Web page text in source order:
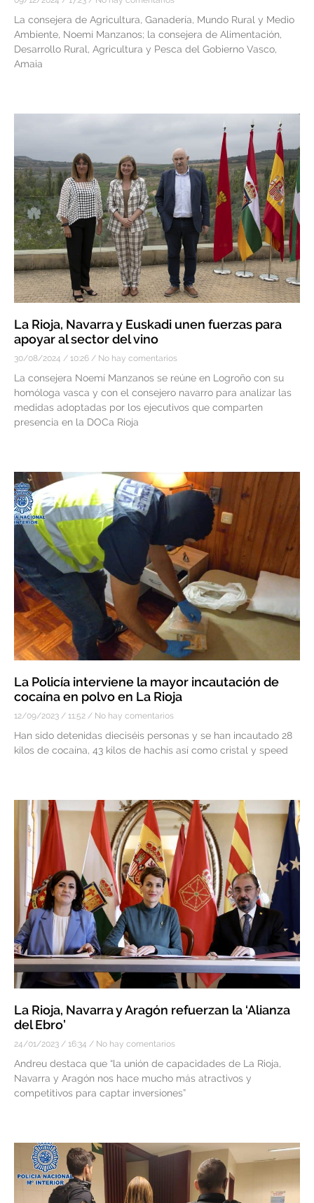
La consejera de Agricultura, Ganadería, Mundo Rural y Medio
Ambiente, Noemí Manzanos; la consejera de Alimentación,
Desarrollo Rural, Agricultura y Pesca del Gobierno Vasco,
Amaia
La Rioja, Navarra y Euskadi unen fuerzas para
apoyar al sector del vino
30/08/2024 10:26 No hay comentarios
La consejera Noemí Manzanos se reúne en Logroño con su
homóloga vasca y con el consejero navarro para analizar las
medidas adoptadas por los ejecutivos que comparten
presencia en la DOCa Rioja
La Policía interviene la mayor incautación de
cocaína en polvo en La Rioja
12/09/2023 11:52 No hay comentarios
Han sido detenidas dieciséis personas y se han incautado 28
kilos de cocaína, 43 kilos de hachís así como cristal y speed
La Rioja, Navarra y Aragón refuerzan la ‘Alianza
del Ebro’
24/01/2023 16:34 No hay comentarios
Andreu destaca que “la unión de capacidades de La Rioja,
Navarra y Aragón nos hace mucho más atractivos y
competitivos para captar inversiones”